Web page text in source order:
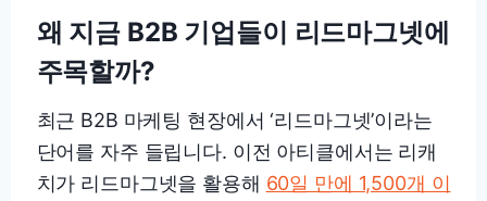
왜 지금 B2B 기업들이 리드마그넷에
주목할까?
최근 B2B 마케팅 현장에서 ‘리드마그넷’이라는
단어를 자주 들립니다. 이전 아티클에서는 리캐
치가 리드마그넷을 활용해 60일 만에 1,500개 이